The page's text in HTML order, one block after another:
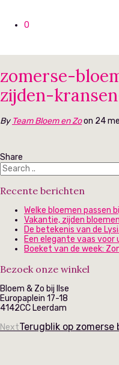
0
zomerse-
zijden-
By Team Bloem en Zoon 24
Share
Recente berichten
Welke bloemen passen
Vakantie, zijden
De betekenis van de
Een elegante vaas voor
Boeket van de week:
Bezoek onze winkel
Bloem & Zo bij Ilse
Europaplein 17-18
4142CC Leerdam
NextTerugblik op